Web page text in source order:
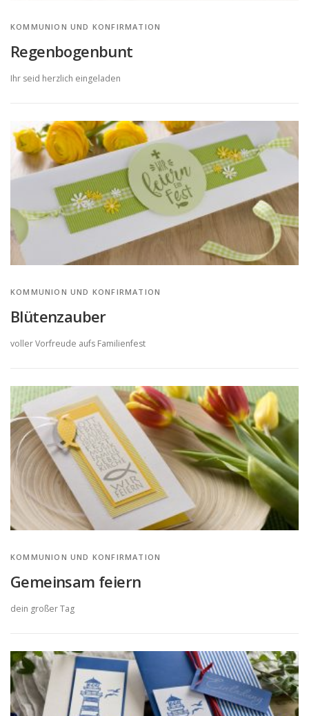
KOMMUNION UND KONFIRMATION
Regenbogenbunt
Ihr seid herzlich eingeladen
KOMMUNION UND KONFIRMATION
Blütenzauber
voller Vorfreude aufs Familienfest
KOMMUNION UND KONFIRMATION
Gemeinsam feiern
dein großer Tag